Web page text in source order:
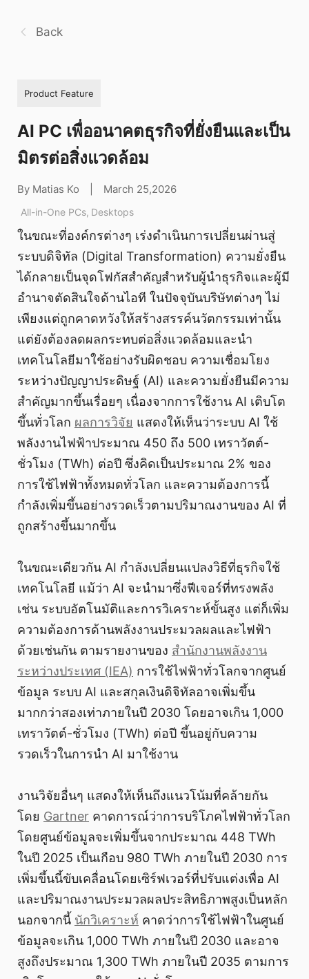
Back
Product Feature
AI PC เพื่ออนาคตธุรกิจที่ยั่งยืนและเป็น
มิตรต่อสิ่งแวดล้อม
By Matias Ko March 25,2026
All-in-One PCs, Desktops
ในขณะที่องค์กรต่างๆ เร่งดำเนินการเปลี่ยนผ่านสู่
ระบบดิจิทัล (Digital Transformation) ความยั่งยืน
ได้กลายเป็นจุดโฟกัสสำคัญสำหรับผู้นำธุรกิจและผู้มี
อำนาจตัดสินใจด้านไอที ในปัจจุบันบริษัทต่างๆ ไม่
เพียงแต่ถูกคาดหวังให้สร้างสรรค์นวัตกรรมเท่านั้น
แต่ยังต้องลดผลกระทบต่อสิ่งแวดล้อมและนำ
เทคโนโลยีมาใช้อย่างรับผิดชอบ ความเชื่อมโยง
ระหว่างปัญญาประดิษฐ์ (AI) และความยั่งยืนมีความ
สำคัญมากขึ้นเรื่อยๆ เนื่องจากการใช้งาน AI เติบโต
ขึ้นทั่วโลก ผลการวิจัย แสดงให้เห็นว่าระบบ AI ใช้
พลังงานไฟฟ้าประมาณ 450 ถึง 500 เทราวัตต์-
ชั่วโมง (TWh) ต่อปี ซึ่งคิดเป็นประมาณ 2% ของ
การใช้ไฟฟ้าทั้งหมดทั่วโลก และความต้องการนี้
กำลังเพิ่มขึ้นอย่างรวดเร็วตามปริมาณงานของ AI ที่
ถูกสร้างขึ้นมากขึ้น
ในขณะเดียวกัน AI กำลังเปลี่ยนแปลงวิธีที่ธุรกิจใช้
เทคโนโลยี แม้ว่า AI จะนำมาซึ่งฟีเจอร์ที่ทรงพลัง
เช่น ระบบอัตโนมัติและการวิเคราะห์ขั้นสูง แต่ก็เพิ่ม
ความต้องการด้านพลังงานประมวลผลและไฟฟ้า
ด้วยเช่นกัน ตามรายงานของ สำนักงานพลังงาน
ระหว่างประเทศ (IEA) การใช้ไฟฟ้าทั่วโลกจากศูนย์
ข้อมูล ระบบ AI และสกุลเงินดิจิทัลอาจเพิ่มขึ้น
มากกว่าสองเท่าภายในปี 2030 โดยอาจเกิน 1,000
เทราวัตต์-ชั่วโมง (TWh) ต่อปี ขึ้นอยู่กับความ
รวดเร็วในการนำ AI มาใช้งาน
งานวิจัยอื่นๆ แสดงให้เห็นถึงแนวโน้มที่คล้ายกัน
โดย Gartner คาดการณ์ว่าการบริโภคไฟฟ้าทั่วโลก
โดยศูนย์ข้อมูลจะเพิ่มขึ้นจากประมาณ 448 TWh
ในปี 2025 เป็นเกือบ 980 TWh ภายในปี 2030 การ
เพิ่มขึ้นนี้ขับเคลื่อนโดยเซิร์ฟเวอร์ที่ปรับแต่งเพื่อ AI
และปริมาณงานประมวลผลประสิทธิภาพสูงเป็นหลัก
นอกจากนี้ นักวิเคราะห์ คาดว่าการใช้ไฟฟ้าในศูนย์
ข้อมูลจะเกิน 1,000 TWh ภายในปี 2030 และอาจ
สูงถึงประมาณ 1,300 TWh ภายในปี 2035 ตามการ